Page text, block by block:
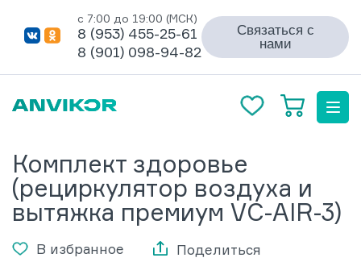
с 7:00 до 19:00 (МСК)
8 (953) 455-25-61
8 (901) 098-94-82
Связаться с
нами
Комплект здоровье
(рециркулятор воздуха и
вытяжка премиум VC-AIR-3)
В избранное Поделиться